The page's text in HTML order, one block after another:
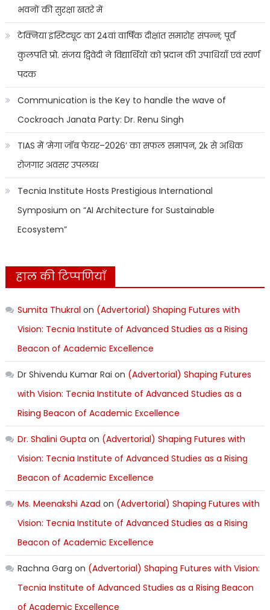
भवनों की सुरक्षा खतरे में
टेक्निया इंस्टिट्यूट का 24वां वार्षिक दीक्षांत समारोह संपन्न; पूर्व
कुलपति प्रो. संजय द्विवेदी ने विद्यार्थियों को प्रदान की उपाधियाँ एवं स्वर्ण
पदक
Communication is the Key to handle the wave of
Cockroach Janata Party: Dr. Renu Singh
TIAS में ‘मेगा जॉब फेयर–2026’ का सफल समापन, 2k से अधिक
रोजगार अवसर उपलब्ध
Tecnia Institute Hosts Prestigious International
Symposium on “AI Architecture for Sustainable
Ecosystem”
हाल की टिप्पणियाँ
Sumita Thukral on (Advertorial) Shaping Futures with
Vision: Tecnia Institute of Advanced Studies as a Rising
Beacon of Academic Excellence
Dr Shivendu Kumar Rai on (Advertorial) Shaping Futures
with Vision: Tecnia Institute of Advanced Studies as a
Rising Beacon of Academic Excellence
Dr. Shalini Gupta on (Advertorial) Shaping Futures with
Vision: Tecnia Institute of Advanced Studies as a Rising
Beacon of Academic Excellence
Ms. Meenakshi Azad on (Advertorial) Shaping Futures with
Vision: Tecnia Institute of Advanced Studies as a Rising
Beacon of Academic Excellence
Rachna Garg on (Advertorial) Shaping Futures with Vision:
Tecnia Institute of Advanced Studies as a Rising Beacon
of Academic Excellence